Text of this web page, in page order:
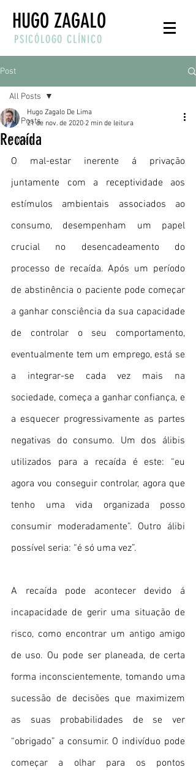
HUGO ZAGALO
PSICÓLOGO CLÍNICO
Post
All Posts
Fobias
All Posts
Recaída
Hugo Zagalo De Lima
21 de nov. de 2020 2 min de leitura
O mal-estar inerente á privação
juntamente com a receptividade aos
estímulos ambientais associados ao
consumo, desempenham um papel
crucial no desencadeamento do
processo de recaída. Após um período
de abstinência o paciente pode começar
a ganhar consciência da sua capacidade
de controlar o seu comportamento,
eventualmente tem um emprego, está se
a integrar-se cada vez mais na
sociedade, começa a ganhar confiança, e
a esquecer progressivamente as partes
negativas do consumo. Um dos álibis
utilizados para a recaída é este: “eu
agora vou conseguir controlar, agora que
tenho uma vida organizada posso
consumir moderadamente”. Outro álibi
possível seria: “é só uma vez”.
A recaída pode acontecer devido á
incapacidade de gerir uma situação de
risco, como encontrar um antigo amigo
de uso. Ou pode ser planeada, de certa
forma inconscientemente, tomando uma
sucessão de decisões que maximizem
as suas probabilidades de se ver
“obrigado” a consumir. O indivíduo pode
começar a olhar para os pontos